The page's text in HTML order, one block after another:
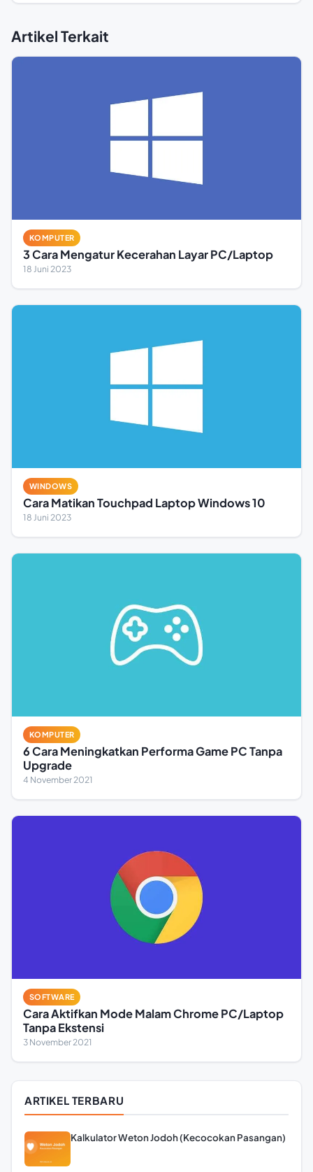
Artikel Terkait
KOMPUTER
3 Cara Mengatur Kecerahan Layar PC/Laptop
18 Juni 2023
WINDOWS
Cara Matikan Touchpad Laptop Windows 10
18 Juni 2023
KOMPUTER
6 Cara Meningkatkan Performa Game PC Tanpa
Upgrade
4 November 2021
SOFTWARE
Cara Aktifkan Mode Malam Chrome PC/Laptop
Tanpa Ekstensi
3 November 2021
ARTIKEL TERBARU
Kalkulator Weton Jodoh (Kecocokan Pasangan)